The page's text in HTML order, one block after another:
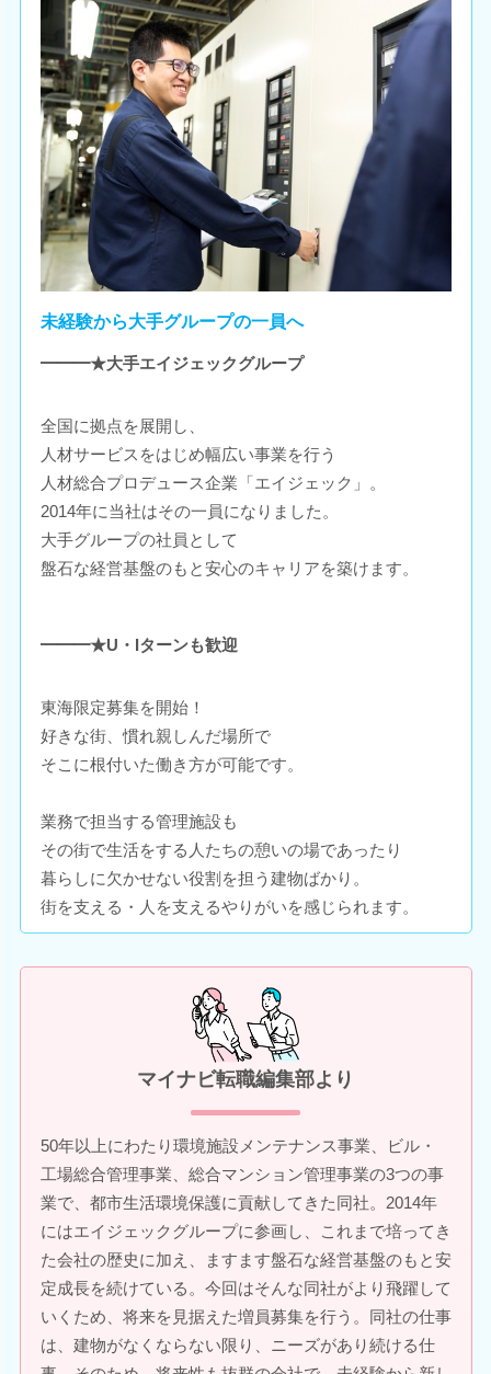
未経験から大手グループの一員へ
━━━★大手エイジェックグループ
全国に拠点を展開し、
人材サービスをはじめ幅広い事業を行う
人材総合プロデュース企業「エイジェック」。
2014年に当社はその一員になりました。
大手グループの社員として
盤石な経営基盤のもと安心のキャリアを築けます。
━━━★U・Iターンも歓迎
東海限定募集を開始！
好きな街、慣れ親しんだ場所で
そこに根付いた働き方が可能です。
業務で担当する管理施設も
その街で生活をする人たちの憩いの場であったり
暮らしに欠かせない役割を担う建物ばかり。
街を支える・人を支えるやりがいを感じられます。
マイナビ転職編集部より
50年以上にわたり環境施設メンテナンス事業、ビル・
工場総合管理事業、総合マンション管理事業の3つの事
業で、都市生活環境保護に貢献してきた同社。2014年
にはエイジェックグループに参画し、これまで培ってき
た会社の歴史に加え、ますます盤石な経営基盤のもと安
定成長を続けている。今回はそんな同社がより飛躍して
いくため、将来を見据えた増員募集を行う。同社の仕事
は、建物がなくならない限り、ニーズがあり続ける仕